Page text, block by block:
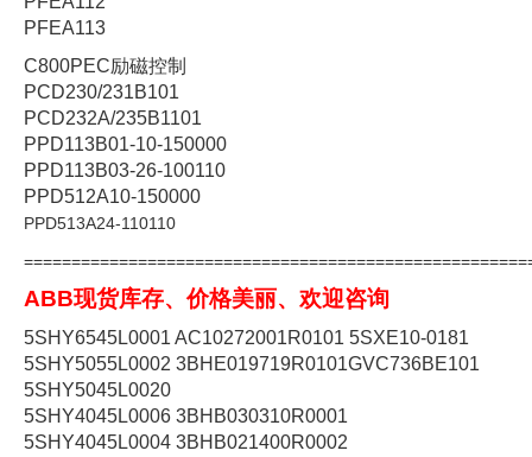
PFEA113
C800PEC励磁控制
PCD230/231B101
PCD232A/235B1101
PPD113B01-10-150000
PPD113B03-26-100110
PPD512A10-150000
PPD513A24-110110
ABB现货库存、价格美丽、欢迎咨询
5SHY6545L0001 AC10272001R0101 5SXE10-0181
5SHY5055L0002 3BHE019719R0101GVC736BE101
5SHY5045L0020
5SHY4045L0006 3BHB030310R0001
5SHY4045L0004 3BHB021400R0002